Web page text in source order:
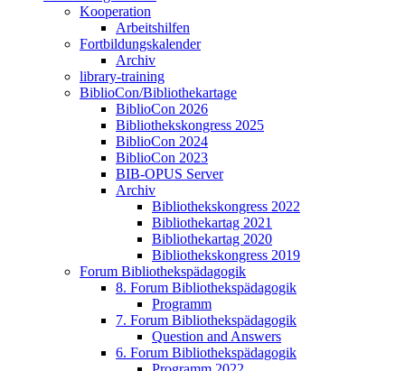
Kooperation
Arbeitshilfen
Fortbildungskalender
Archiv
library-training
BiblioCon/Bibliothekartage
BiblioCon 2026
Bibliothekskongress 2025
BiblioCon 2024
BiblioCon 2023
BIB-OPUS Server
Archiv
Bibliothekskongress 2022
Bibliothekartag 2021
Bibliothekartag 2020
Bibliothekskongress 2019
Forum Bibliothekspädagogik
8. Forum Bibliothekspädagogik
Programm
7. Forum Bibliothekspädagogik
Question and Answers
6. Forum Bibliothekspädagogik